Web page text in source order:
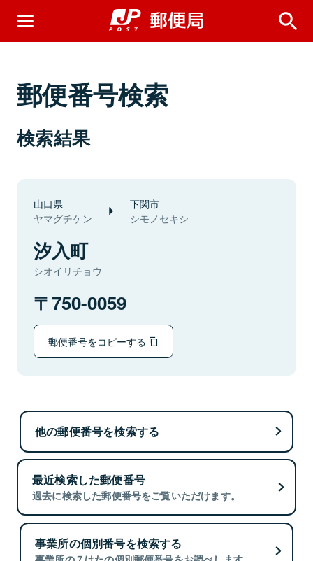
郵便番号検索
検索結果
山口県
ヤマグチケン
下関市
シモノセキシ
汐入町
シオイリチョウ
750-0059
郵便番号をコピーする
他の郵便番号を検索する
最近検索した郵便番号
過去に検索した郵便番号をご覧いただけます。
事業所の個別番号を検索する